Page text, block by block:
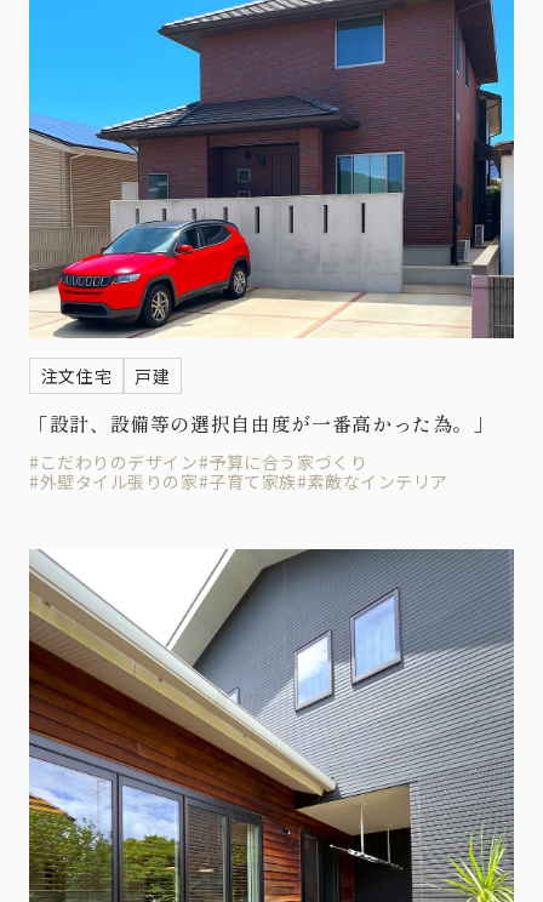
注文住宅 戸建
「設計、設備等の選択自由度が一番高かった為。」
#こだわりのデザイン#予算に合う家づくり
#外壁タイル張りの家#子育て家族#素敵なインテリア